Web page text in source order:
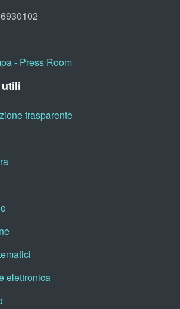
- Press Room
trasparente
elettronica